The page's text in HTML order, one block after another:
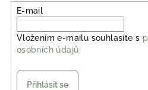
E-mail
Vložením e-mailu souhlasíte s
osobních údajů
Přihlásit se